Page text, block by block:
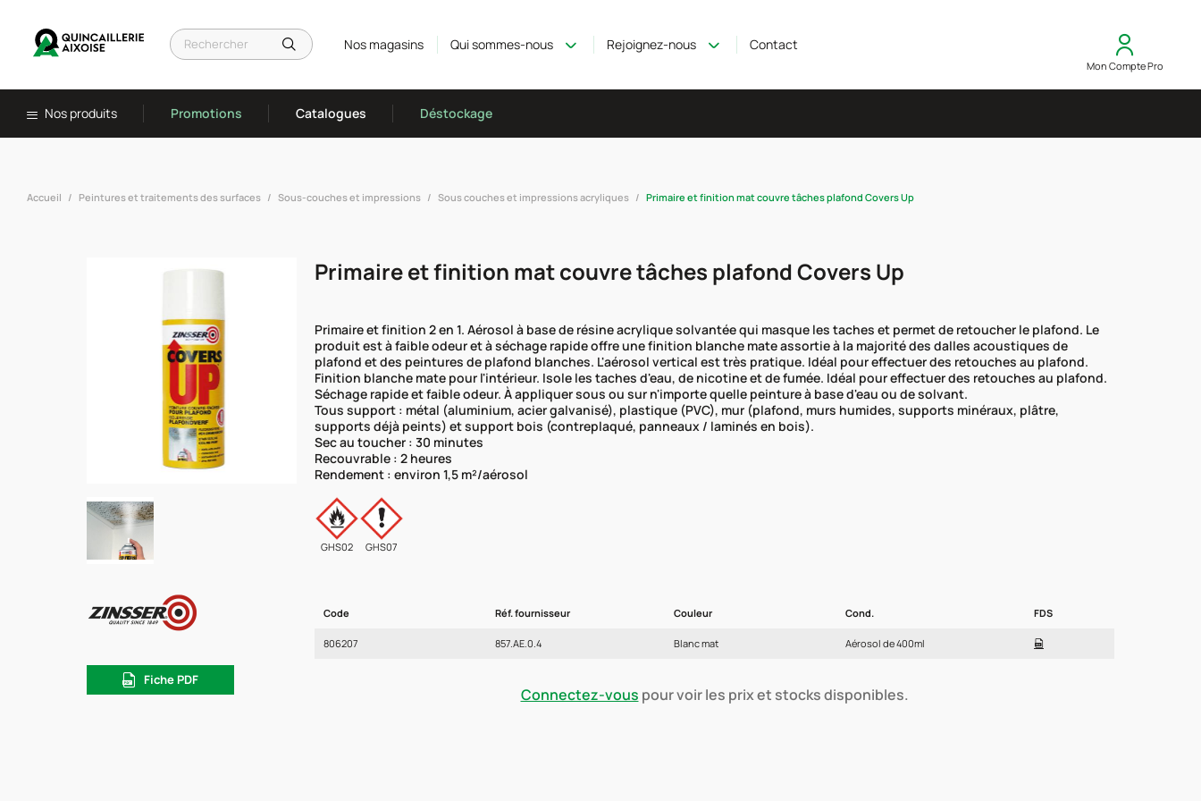
Nos magasins Qui sommes-nous Rejoignez-nous Contact
Mon Compte Pro
Nos produits Promotions Catalogues Déstockage
Accueil Peintures et traitements des surfaces Sous-couches et impressions Sous couches et impressions acryliques Primaire et finition mat couvre tâches plafond Covers Up
Fiche PDF
Primaire et finition mat couvre tâches plafond Covers Up
Primaire et finition 2 en 1. Aérosol à base de résine acrylique solvantée qui masque les taches et permet de retoucher le plafond. Le
produit est à faible odeur et à séchage rapide offre une finition blanche mate assortie à la majorité des dalles acoustiques de
plafond et des peintures de plafond blanches. L'aérosol vertical est très pratique. Idéal pour effectuer des retouches au plafond.
Finition blanche mate pour l'intérieur. Isole les taches d'eau, de nicotine et de fumée. Idéal pour effectuer des retouches au plafond.
Séchage rapide et faible odeur. À appliquer sous ou sur n'importe quelle peinture à base d'eau ou de solvant.
Tous support : métal (aluminium, acier galvanisé), plastique (PVC), mur (plafond, murs humides, supports minéraux, plâtre,
supports déjà peints) et support bois (contreplaqué, panneaux / laminés en bois).
Sec au toucher : 30 minutes
Recouvrable : 2 heures
Rendement : environ 1,5 m²/aérosol
GHS02 GHS07
Code Réf. fournisseur Couleur Cond. FDS
806207 857.AE.0.4 Blanc mat Aérosol de 400ml
Connectez-vous pour voir les prix et stocks disponibles.